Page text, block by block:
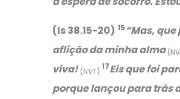
(Is 38.15-20) 15“Mas, que
aflição da minha alma
viva! (NVT)
17Eis que foi
porque lançou para trás